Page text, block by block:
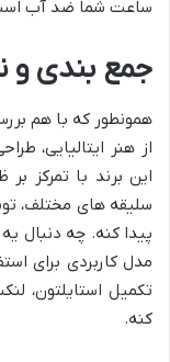
ساعت شما ضد آب
جمع بندی و
همونطور که با هم
از هنر ایتالیایی،
این برند با تمرکز
سلیقه های مختلف،
پیدا کنه. چه دنبال
مدل کاربردی برای
تکمیل استایلتون،
کنه.